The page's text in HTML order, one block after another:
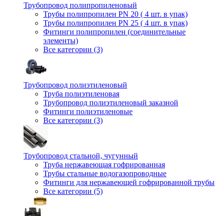
Трубопровод полипропиленовый
Трубы полипропилен PN 20 ( 4 шт. в упак)
Трубы полипропилен PN 25 ( 4 шт. в упак)
Фитинги полипропилен (cоединительные
элементы)
Все категории (3)
Трубопровод полиэтиленовый
Труба полиэтиленовая
Трубопровод полиэтиленовый заказной
Фитинги полиэтиленовые
Все категории (3)
Трубопровод стальной, чугунный
Труба нержавеющая гофрированная
Трубы стальные водогазопроводные
Фитинги для нержавеющей гофрированной трубы
Все категории (5)